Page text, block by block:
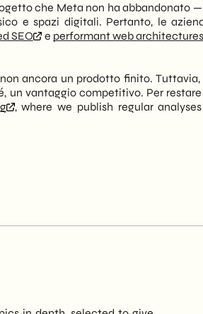
che Meta non ha abbandonato
e spazi digitali. Pertanto, le
SEO e performant web
ancora un prodotto finito.
un vantaggio competitivo. Per
, where we publish regular